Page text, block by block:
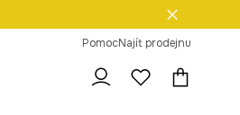
PomocNajít prodejnu